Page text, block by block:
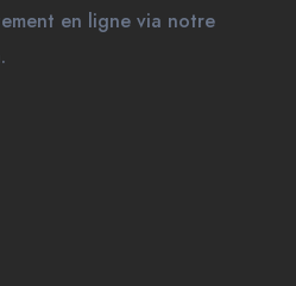
en ligne via notre